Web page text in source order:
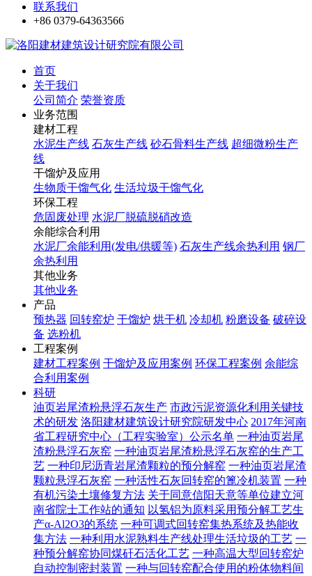
联系我们
+86 0379-64363566
首页
关于我们
公司简介 荣誉资质
业务范围
建材工程
水泥生产线 石灰生产线 砂石骨料生产线 超细微粉生产
线
干馏炉及应用
生物质干馏气化 生活垃圾干馏气化
环保工程
危固废处理 水泥厂脱硫脱硝改造
余能综合利用
水泥厂余能利用(发电/供暖等) 石灰生产线余热利用 钢厂
余热利用
其他业务
其他业务
产品
预热器 回转窑炉 干馏炉 烘干机 冷却机 粉磨设备 破碎设
备 选粉机
工程案例
建材工程案例 干馏炉及应用案例 环保工程案例 余能综
合利用案例
科研
油页岩尾渣粉悬浮石灰生产 市政污泥资源化利用关键技
术的研发 洛阳建材建筑设计研究院研发中心 2017年河南
省工程研究中心（工程实验室）公示名单 一种油页岩尾
渣粉悬浮石灰窑 一种油页岩尾渣粉悬浮石灰窑的生产工
艺 一种印尼沥青岩尾渣颗粒的预分解窑 一种油页岩尾渣
颗粒悬浮石灰窑 一种活性石灰回转窑的篦冷机装置 一种
有机污染土壤修复方法 关于同意信阳天意等单位建立河
南省院士工作站的通知 以氢铝为原料采用预分解工艺生
产α-Al2O3的系统 一种可调式回转窑集热系统及热能收
集方法 一种利用水泥熟料生产线处理生活垃圾的工艺 一
种预分解窑协同煤矸石活化工艺 一种高温大型回转窑炉
自动控制密封装置 一种与回转窑配合使用的粉体物料间